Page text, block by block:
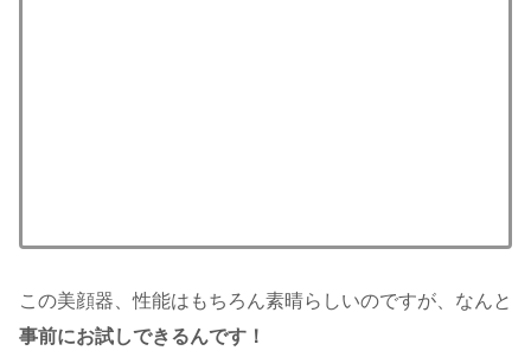
この美顔器、性能はもちろん素晴らしいのですが、なんと
事前にお試しできるんです！